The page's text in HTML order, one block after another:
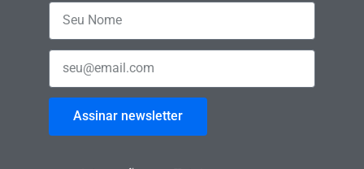
Assinar newsletter